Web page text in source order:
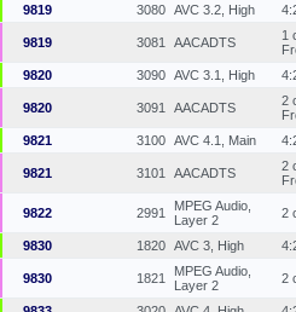
9819
3080 AVC 3.2, High
9819 3081 AACADTS
1
9820 3090 AVC 3.1, High
9820 3091 AACADTS
2
9821 3100 AVC 4.1, Main
9821 3101 AACADTS
2
9822 2991
MPEG Audio,
Layer 2
2
9830 1820 AVC 3, High
9830 1821
MPEG Audio,
Layer 2
2